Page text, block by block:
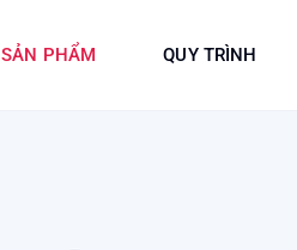
SẢN PHẨM QUY TRÌNH